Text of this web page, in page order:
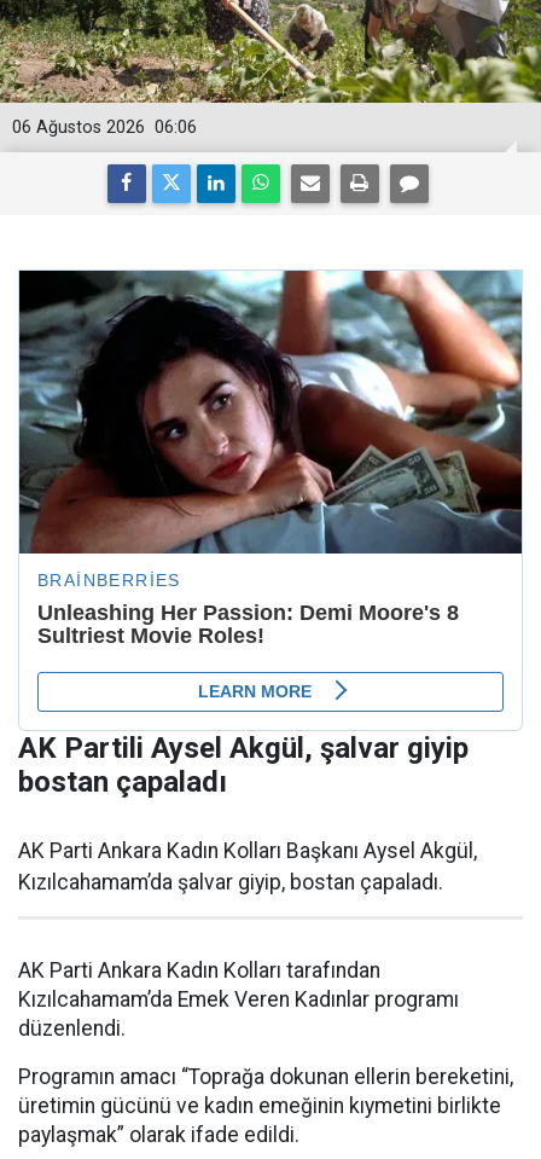
06:06
06 Ağustos 2026
AK Partili Aysel Akgül, şalvar giyip
bostan çapaladı
AK Parti Ankara Kadın Kolları Başkanı Aysel Akgül,
Kızılcahamam’da şalvar giyip, bostan çapaladı.
AK Parti Ankara Kadın Kolları tarafından
Kızılcahamam’da Emek Veren Kadınlar programı
düzenlendi.
Programın amacı “Toprağa dokunan ellerin bereketini,
üretimin gücünü ve kadın emeğinin kıymetini birlikte
paylaşmak” olarak ifade edildi.